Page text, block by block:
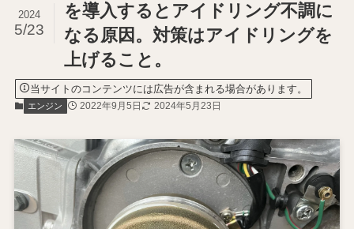
を導入するとアイドリング不調に
なる原因。対策はアイドリングを
上げること。
2024
5/23
当サイトのコンテンツには広告が含まれる場合があります。
エンジン 2022年9月5日 2024年5月23日